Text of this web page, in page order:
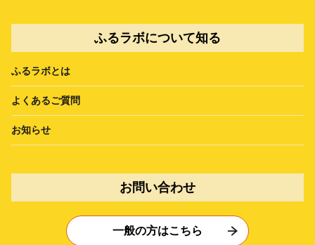
ふるラボについて知る
ふるラボとは
よくあるご質問
お知らせ
お問い合わせ
一般の方はこちら